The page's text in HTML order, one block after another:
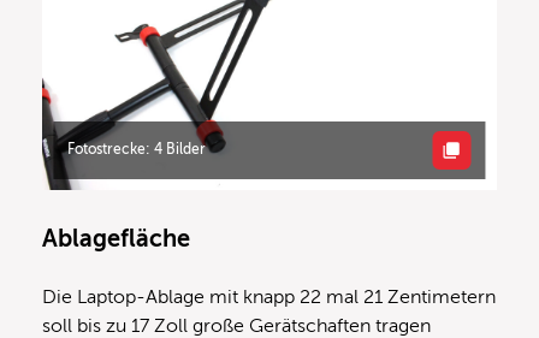
Fotostrecke: 4 Bilder
Ablagefläche
Die Laptop-Ablage mit knapp 22 mal 21 Zentimetern
soll bis zu 17 Zoll große Gerätschaften tragen